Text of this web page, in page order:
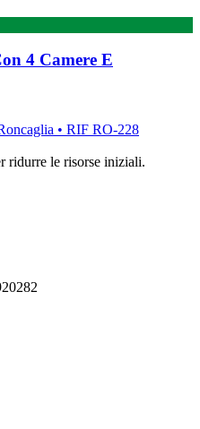
4 Camere E
• RIF RO-228
ridurre le risorse iniziali.